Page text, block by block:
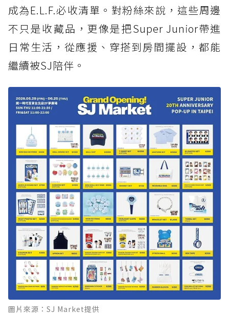
成為E.L.F.必收清單。對粉絲來說，這些周邊
不只是收藏品，更像是把Super Junior帶進
日常生活，從應援、穿搭到房間擺設，都能
繼續被SJ陪伴。
圖片來源：SJ Market提供